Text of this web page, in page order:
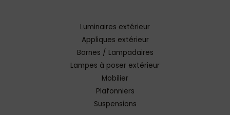
Luminaires extérieur
Appliques extérieur
Bornes / Lampadaires
Lampes à poser extérieur
Mobilier
Plafonniers
Suspensions